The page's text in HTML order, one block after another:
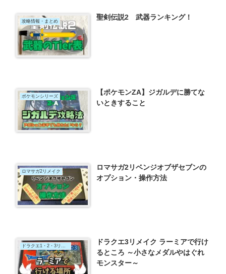
攻略情報・まとめ 聖剣伝説2 武器ランキング！
ポケモンシリーズ
【ポケモンZA】ジガルデに勝てな
いときすること
ロマサガ2リメイク
ロマサガ2リベンジオブザセブンの
オプション・操作方法
ドラクエ1・2・3リメイク
ドラクエ3リメイク ラーミアで行け
るところ ～小さなメダルやはぐれ
モンスター～